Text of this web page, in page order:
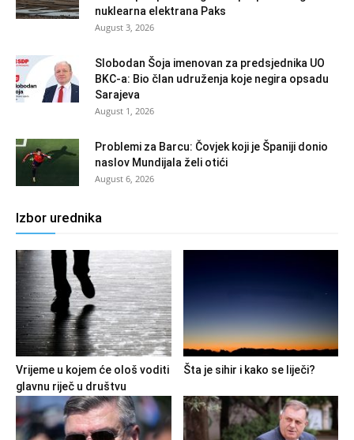
nuklearna elektrana Paks
August 3, 2026
Slobodan Šoja imenovan za predsjednika UO
BKC-a: Bio član udruženja koje negira opsadu
Sarajeva
August 1, 2026
Problemi za Barcu: Čovjek koji je Španiji donio
naslov Mundijala želi otići
August 6, 2026
Izbor urednika
Vrijeme u kojem će ološ voditi
glavnu riječ u društvu
Šta je sihir i kako se liječi?